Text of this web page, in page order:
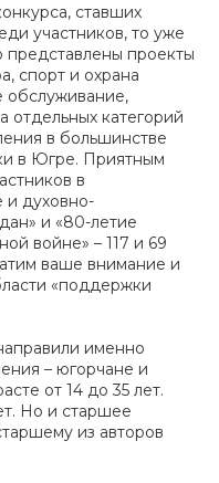
ставших
участников, то уже
проекты
спорт и охрана
обслуживание,
отдельных категорий
в большинстве
в Югре. Приятным
в
и духовно-
и «80-летие
войне» – 117 и 69
ваше внимание и
«поддержки
именно
– югорчане и
от 14 до 35 лет.
Но и старшее
из авторов